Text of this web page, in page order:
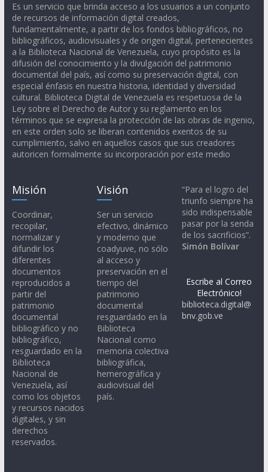
Es un servicio que brinda acceso a los usuarios a un conjunto
de recursos de información digital creados,
fundamentalmente, a partir de los fondos bibliográficos, no
bibliográficos, audiovisuales y de origen digital, pertenecientes
a la Biblioteca Nacional de Venezuela, cuyo propósito es la
difusión del conocimiento y la divulgación del patrimonio
documental del país, así como su preservación digital, con
especial énfasis en nuestra historia, identidad y diversidad
cultural. Biblioteca Digital de Venezuela es respetuosa de la
Ley sobre el Derecho de Autor y su reglamento en los
términos que se expresa la protección de las obras de ingenio,
en este orden solo se liberan contenidos exentos de su
cumplimiento, salvo en aquellos casos que sus creadores
autoricen formalmente su incorporación por este medio
Misión
Coordinar,
recopilar,
normalizar y
difundir los
diferentes
documentos
reproducidos a
partir del
patrimonio
documental
bibliográfico y no
bibliográfico,
resguardado en la
Biblioteca
Nacional de
Venezuela, así
como los objetos
y recursos nacidos
digitales, y sin
derechos
reservados.
Visión
Ser un servicio
efectivo, dinámico
y moderno que
coadyuve, no sólo
al acceso y
preservación en el
tiempo del
patrimonio
documental
resguardado en la
Biblioteca
Nacional como
memoria colectiva
bibliográfica,
hemerográfica y
audiovisual del
país.
“Para el logro del
triunfo siempre ha
sido indispensable
pasar por la senda
de los sacrificios”.
Simón Bolívar
Escribe al Correo
Electrónico!
biblioteca.digital@
bnv.gob.ve